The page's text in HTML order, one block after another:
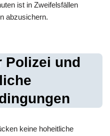
ist in Zweifelsfällen
abzusichern.
Polizei und
keine hoheitliche